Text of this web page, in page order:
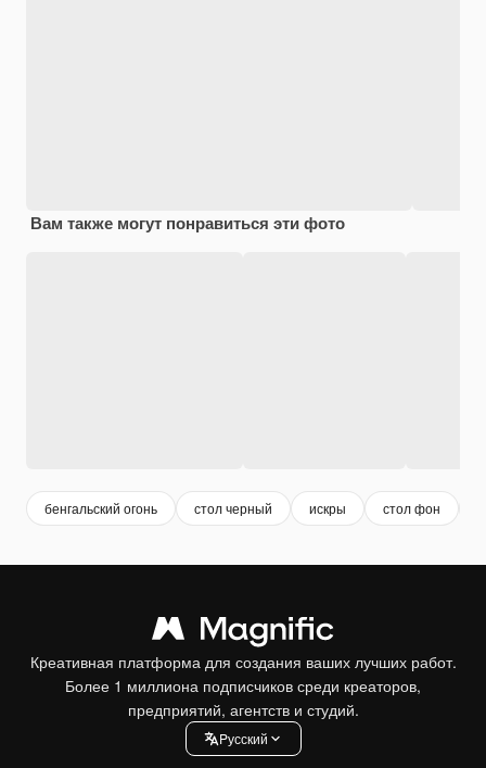
Вам также могут понравиться эти фото
бенгальский огонь стол черный искры стол фон
Креативная платформа для создания ваших лучших работ.
Более 1 миллиона подписчиков среди креаторов,
предприятий, агентств и студий.
Pусский